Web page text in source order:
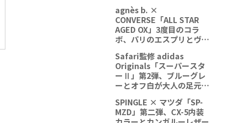
agnès b. ×
CONVERSE「ALL STAR
AGED OX」3度目のコラ
ボ、パリのエスプリとヴィ
Safari監修 adidas
Originals「スーパースタ
ーⅡ」第2弾、ブルーグレ
ーとオフ白が大人の足元を
SPINGLE × マツダ「SP-
MZD」第二弾、CX-5内装